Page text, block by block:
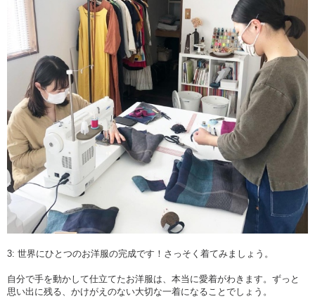
安心してチャレンジしてくださいね。
3: 世界にひとつのお洋服の完成です！さっそく着てみましょう。
自分で手を動かして仕立てたお洋服は、本当に愛着がわきます。ずっと
思い出に残る、かけがえのない大切な一着になることでしょう。